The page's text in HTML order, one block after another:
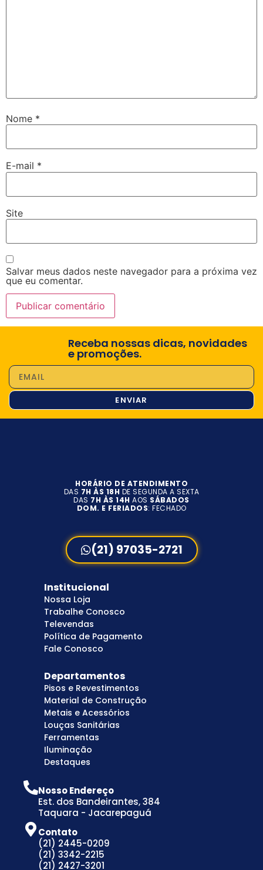
Nome *
E-mail *
Site
Salvar meus dados neste navegador para a próxima vez
que eu comentar.
Receba nossas dicas, novidades
e promoções.
ENVIAR
HORÁRIO DE ATENDIMENTO
DAS 7H ÀS 18H DE SEGUNDA A SEXTA
DAS 7H ÀS 14H AOS SÁBADOS
DOM. E FERIADOS: FECHADO
(21) 97035-2721
Institucional
Nossa Loja
Trabalhe Conosco
Televendas
Política de Pagamento
Fale Conosco
Departamentos
Pisos e Revestimentos
Material de Construção
Metais e Acessórios
Louças Sanitárias
Ferramentas
Iluminação
Destaques
Nosso Endereço
Est. dos Bandeirantes, 384
Taquara - Jacarepaguá
Contato
(21) 2445-0209
(21) 3342-2215
(21) 2427-3201